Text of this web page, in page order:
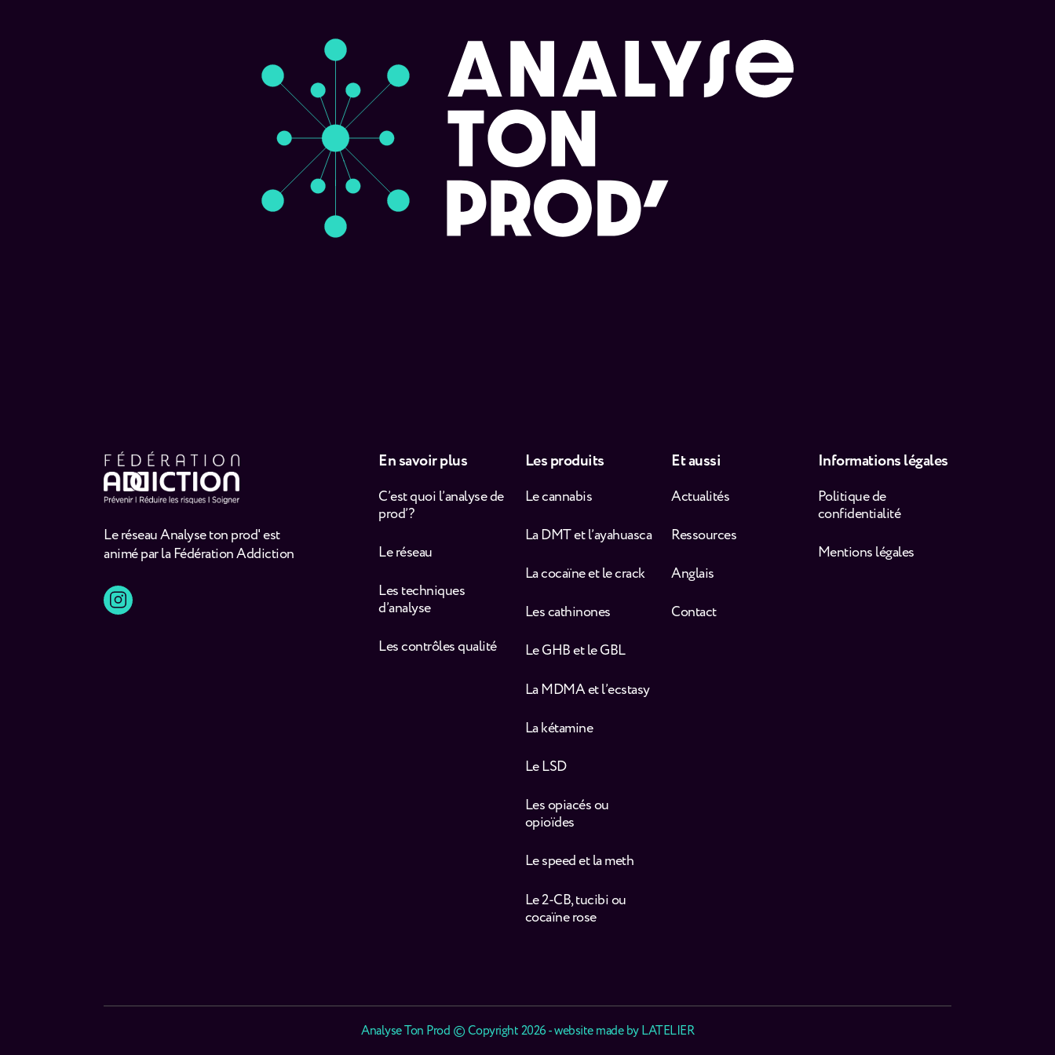
Le réseau Analyse ton prod' est
animé par la Fédération Addiction
En savoir plus
C’est quoi l’analyse de
prod’ ?
Le réseau
Les techniques
d’analyse
Les contrôles qualité
Les produits
Le cannabis
La DMT et l’ayahuasca
La cocaïne et le crack
Les cathinones
Le GHB et le GBL
La MDMA et l’ecstasy
La kétamine
Le LSD
Les opiacés ou
opioïdes
Le speed et la meth
Le 2-CB, tucibi ou
cocaïne rose
Et aussi
Actualités
Ressources
Anglais
Contact
Informations légales
Politique de
confidentialité
Mentions légales
Analyse Ton Prod © Copyright 2026 - website made byLATELIER